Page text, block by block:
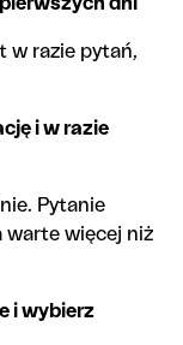
dni
w razie pytań,
i w razie
Pytanie
warte więcej niż
i wybierz